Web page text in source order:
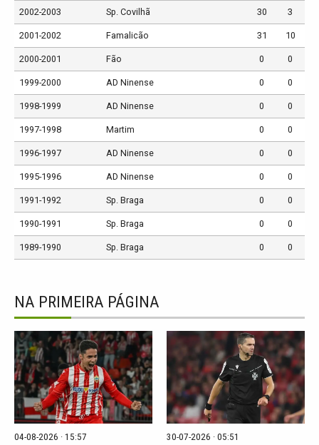
2002-2003 Sp. Covilhã 30 3
2001-2002 Famalicão 31 10
2000-2001 Fão 0 0
1999-2000 AD Ninense 0 0
1998-1999 AD Ninense 0 0
1997-1998 Martim 0 0
1996-1997 AD Ninense 0 0
1995-1996 AD Ninense 0 0
1991-1992 Sp. Braga 0 0
1990-1991 Sp. Braga 0 0
1989-1990 Sp. Braga 0 0
NA PRIMEIRA PÁGINA
04-08-2026 · 15:57 30-07-2026 · 05:51